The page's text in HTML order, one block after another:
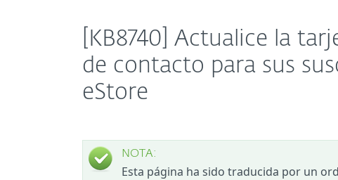
[KB8740] Actualice la
de contacto para sus
eStore
NOTA:
Esta página ha sido traducida por un